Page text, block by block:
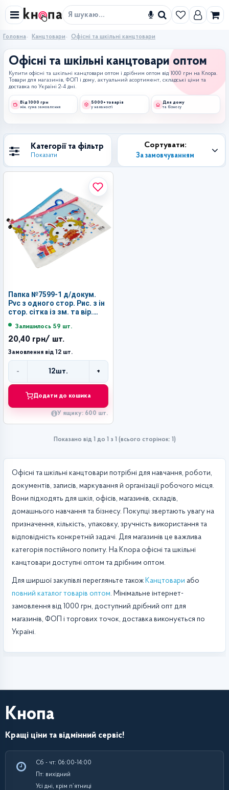
Знайти
Головна Канцтовари Офісні та шкільні канцтовари
Офісні та шкільні канцтовари оптом
Купити офісні та шкільні канцтовари оптом і дрібним оптом від 1000 грн на Knopa.
Товари для магазинів, ФОП і дому, актуальний асортимент, складські ціни та
доставка по Україні 2-4 дні.
Від 1000 грн
мін. сума замовлення
5000+ товарів
у наявності
Для дому
та бізнесу
Категорії та фільтр
Показати
Сортувати:
За замовчуванням
Папка №7599-1 д/докум.
Pvc з одного стор. Рис. з ін
стор. сітка із зм. та вір.
Залишилось 59 шт.
20,40 грн/ шт.
Замовлення від 12 шт.
- 12шт. +
Додати до кошика
У ящику: 600 шт.
Показано від 1 до 1 з 1 (всього сторінок: 1)
Офісні та шкільні канцтовари потрібні для навчання, роботи,
документів, записів, маркування й організації робочого місця.
Вони підходять для шкіл, офісів, магазинів, складів,
домашнього навчання та бізнесу. Покупці звертають увагу на
призначення, кількість, упаковку, зручність використання та
відповідність конкретній задачі. Для магазинів це важлива
категорія постійного попиту. На Knopa офісні та шкільні
канцтовари доступні оптом та дрібним оптом.
Для ширшої закупівлі перегляньте також Канцтовари або
повний каталог товарів оптом. Мінімальне інтернет-
замовлення від 1000 грн, доступний дрібний опт для
магазинів, ФОП і торгових точок, доставка виконується по
Україні.
Кнопа
Кращі ціни та відмінний сервіс!
Сб - чт: 06:00-14:00
Пт: вихідний
Усі дні, крім п’ятниці